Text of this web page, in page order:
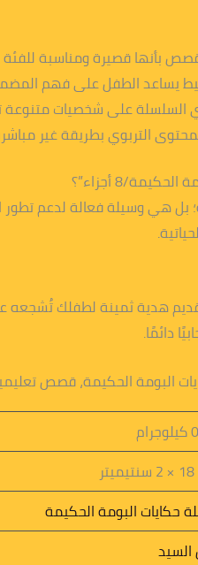
بأنها قصيرة ومناسبة
يساعد الطفل على فهم
السلسلة على شخصيات
التربوي بطريقة غير
8 أجزاء”؟
هي وسيلة فعالة لدعم تطور
هدية ثمينة لطفلك تُشجعه
دائمًا.
البومة الحكيمة، قصص
حكايات البومة الحكيمة